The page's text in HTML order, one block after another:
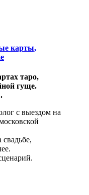
карты,
таро,
гуще.
с выездом на